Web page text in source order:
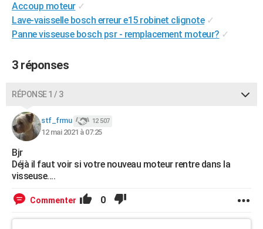
Accoup moteur ✓
Lave-vaisselle bosch erreur e15 robinet clignote ✓
Panne visseuse bosch psr - remplacement moteur? ✓
3 réponses
RÉPONSE 1 / 3
stf_frmu 12 507
12 mai 2021 à 07:25
Bjr
Déjà il faut voir si votre nouveau moteur rentre dans la
visseuse....
Commenter 0